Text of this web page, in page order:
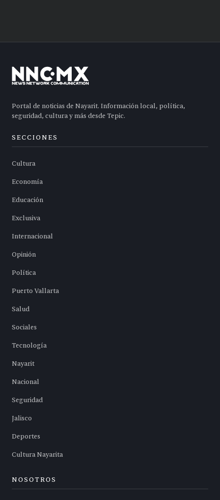
Portal de noticias de Nayarit. Información local, política,
seguridad, cultura y más desde Tepic.
SECCIONES
Cultura
Economía
Educación
Exclusiva
Internacional
Opinión
Política
Puerto Vallarta
Salud
Sociales
Tecnología
Nayarit
Nacional
Seguridad
Jalisco
Deportes
Cultura Nayarita
NOSOTROS